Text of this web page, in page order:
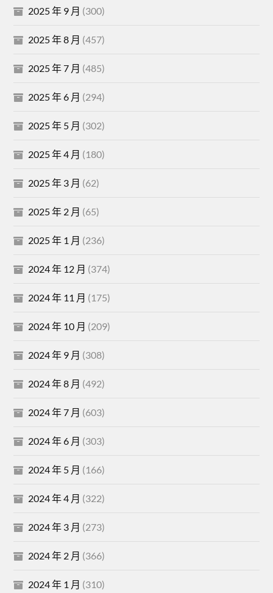
2025 年 9 月 (300)
2025 年 8 月 (457)
2025 年 7 月 (485)
2025 年 6 月 (294)
2025 年 5 月 (302)
2025 年 4 月 (180)
2025 年 3 月 (62)
2025 年 2 月 (65)
2025 年 1 月 (236)
2024 年 12 月 (374)
2024 年 11 月 (175)
2024 年 10 月 (209)
2024 年 9 月 (308)
2024 年 8 月 (492)
2024 年 7 月 (603)
2024 年 6 月 (303)
2024 年 5 月 (166)
2024 年 4 月 (322)
2024 年 3 月 (273)
2024 年 2 月 (366)
2024 年 1 月 (310)